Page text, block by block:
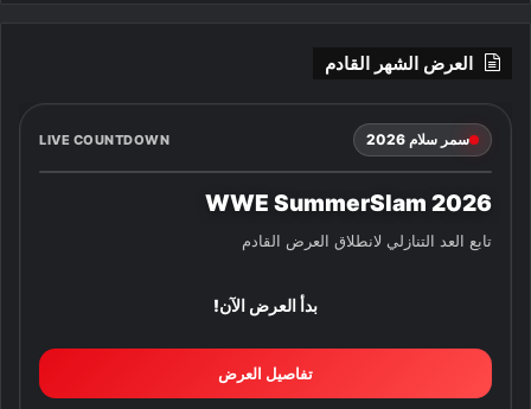
العرض الشهر القادم
سمر سلام 2026 LIVE COUNTDOWN
WWE SummerSlam 2026
تابع العد التنازلي لانطلاق العرض القادم
بدأ العرض الآن!
تفاصيل العرض